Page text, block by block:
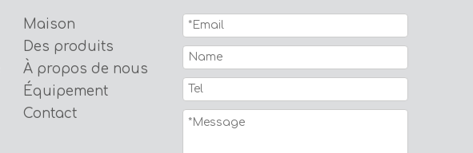
Maison
Des produits
À propos de nous
Équipement
Contact